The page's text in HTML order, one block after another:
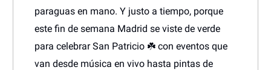
paraguas en mano. Y justo a tiempo, porque
este fin de semana Madrid se viste de verde
para celebrar San Patricio ☘️ con eventos que
van desde música en vivo hasta pintas de